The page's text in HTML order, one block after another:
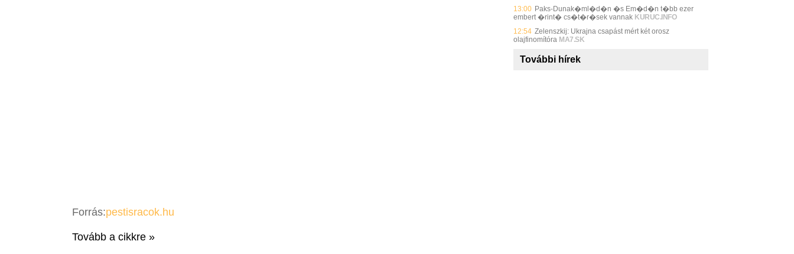
Forrás:pestisracok.hu
Tovább a cikkre »
13:00 Paks-Dunak�ml�d�n �s Em�d�n t�bb ezer
embert �rint� cs�t�r�sek vannak KURUC.INFO
12:54 Zelenszkij: Ukrajna csapást mért két orosz
olajfinomítóra MA7.SK
További hírek